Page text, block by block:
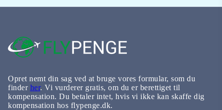
Opret nemt din sag ved at bruge vores formular, som du
finder her. Vi vurderer gratis, om du er berettiget til
kompensation. Du betaler intet, hvis vi ikke kan skaffe dig
kompensation hos flypenge.dk.